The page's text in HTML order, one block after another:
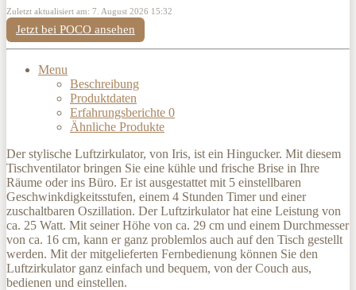
Zuletzt aktualisiert am: 7. August 2026 15:32
Jetzt bei POCO ansehen
Menu
Beschreibung
Produktdaten
Erfahrungsberichte 0
Ähnliche Produkte
Der stylische Luftzirkulator, von Iris, ist ein Hingucker. Mit diesem
Tischventilator bringen Sie eine kühle und frische Brise in Ihre
Räume oder ins Büro. Er ist ausgestattet mit 5 einstellbaren
Geschwinkdigkeitsstufen, einem 4 Stunden Timer und einer
zuschaltbaren Oszillation. Der Luftzirkulator hat eine Leistung von
ca. 25 Watt. Mit seiner Höhe von ca. 29 cm und einem Durchmesser
von ca. 16 cm, kann er ganz problemlos auch auf den Tisch gestellt
werden. Mit der mitgelieferten Fernbedienung können Sie den
Luftzirkulator ganz einfach und bequem, von der Couch aus,
bedienen und einstellen.